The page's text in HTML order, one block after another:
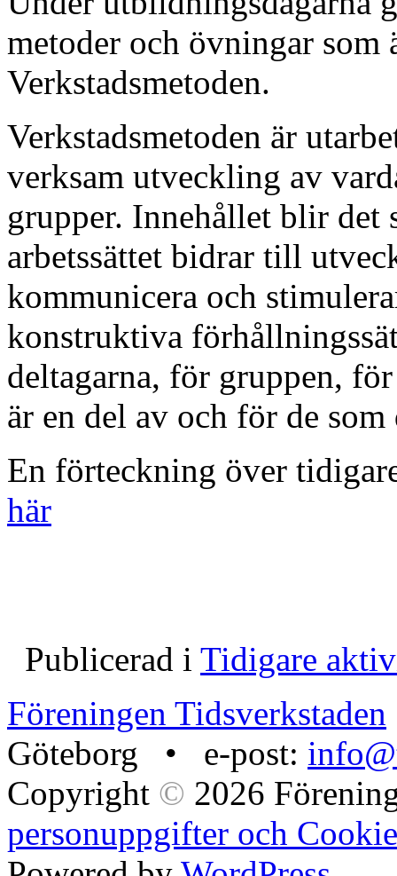
metoder och övningar
Verkstadsmetoden.
Verkstadsmetoden är
verksam utveckling av
grupper. Innehållet blir det
arbetssättet bidrar till
kommunicera och
konstruktiva
deltagarna, för gruppen,
är en del av och för de
En förteckning över
här
Publicerad i Tidigare
Föreningen Tidsverkstaden
Göteborg • e-post:
Copyright © 2026
personuppgifter och